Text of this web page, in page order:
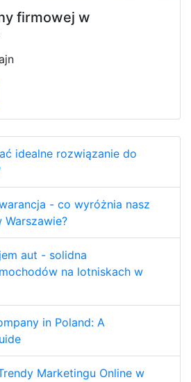
firmowej w
idealne rozwiązanie do
- co wyróżnia nasz
Warszawie?
aut - solidna
na lotniskach w
in Poland: A
Marketingu Online w